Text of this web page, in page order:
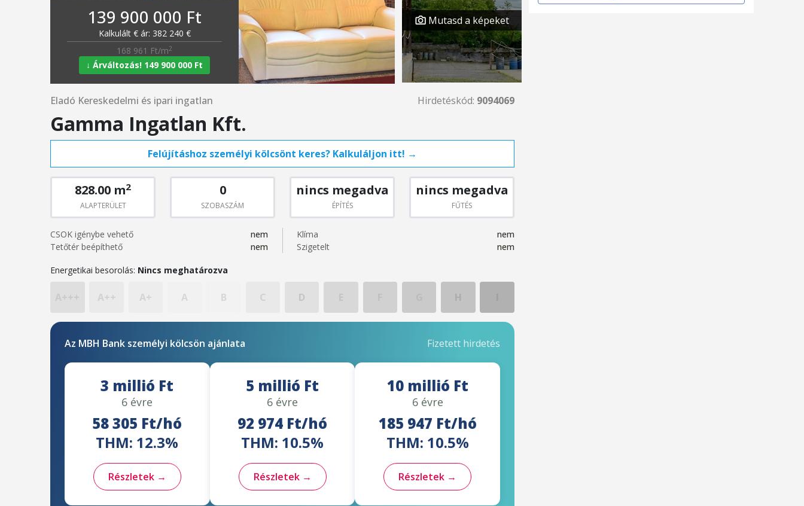
139 900 000 Ft
Kalkulált € ár: 382 240 €
168 961 Ft/m2
↓ Árváltozás! 149 900 000 Ft
Mutasd a képeket
Eladó Kereskedelmi és ipari ingatlan Hirdetéskód: 9094069
Gamma Ingatlan Kft.
Felújításhoz személyi kölcsönt keres? Kalkuláljon itt! →
828.00 m2
ALAPTERÜLET
0
SZOBASZÁM
nincs megadva
ÉPÍTÉS
nincs megadva
FŰTÉS
CSOK igénybe vehető
nem
Tetőtér beépíthető
nem
Klíma
nem
Szigetelt
nem
Energetikai besorolás: Nincs meghatározva
A++ A+ A B C D
Az MBH Bank személyi kölcsön ajánlata Fizetett hirdetés
3 millió Ft
6 évre
58 305 Ft/hó
THM: 12.3%
Részletek →
5 millió Ft
6 évre
92 974 Ft/hó
THM: 10.5%
Részletek →
10 millió Ft
6 évre
185 947 Ft/hó
THM: 10.5%
Részletek →